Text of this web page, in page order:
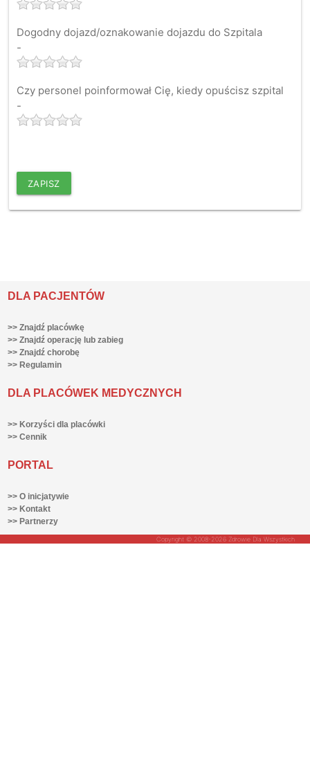
Dogodny dojazd/oznakowanie dojazdu do Szpitala
-
Czy personel poinformował Cię, kiedy opuścisz szpital
-
ZAPISZ
DLA PACJENTÓW
>> Znajdź placówkę
>> Znajdź operację lub zabieg
>> Znajdź chorobę
>> Regulamin
DLA PLACÓWEK MEDYCZNYCH
>> Korzyści dla placówki
>> Cennik
PORTAL
>> O inicjatywie
>> Kontakt
>> Partnerzy
Copyright © 2008-2026 Zdrowie Dla Wszystkich